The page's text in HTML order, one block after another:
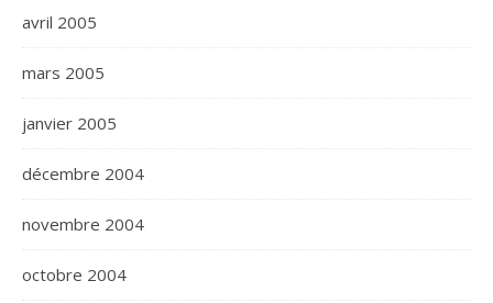
avril 2005
mars 2005
janvier 2005
décembre 2004
novembre 2004
octobre 2004